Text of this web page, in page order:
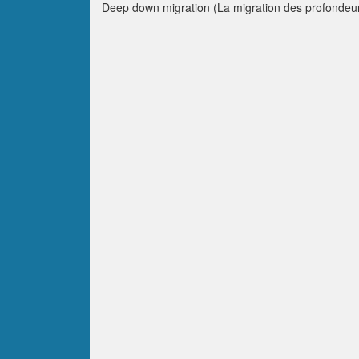
Deep down migration (La migration des